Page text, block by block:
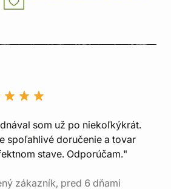
som už po niekoľkýkrát.
spoľahlivé doručenie a tovar
stave. Odporúčam."
zákazník, pred 6 dňami